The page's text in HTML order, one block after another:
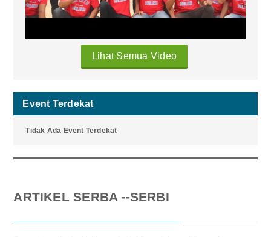
Lihat Semua Video
Event Terdekat
Tidak Ada Event Terdekat
ARTIKEL SERBA --SERBI